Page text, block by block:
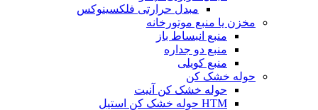
مبدل حرارتی فلکسینوکس
مخزن یا منبع موتورخانه
منبع انبساط باز
منبع دو جداره
منبع کویلی
حوله خشک کن
حوله خشک کن آنیت
HTM حوله خشک کن استیل